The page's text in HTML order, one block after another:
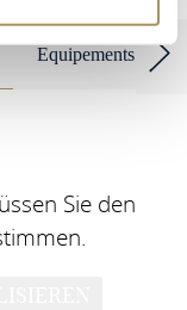
Equipements et
Sie den